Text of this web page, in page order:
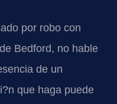
por robo con
Bedford, no hable
de un
que haga puede